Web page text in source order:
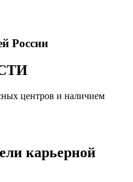
России
центров и наличием
карьерной